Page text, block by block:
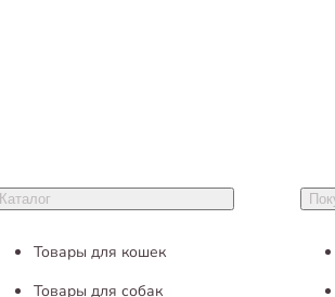
Каталог
Товары для кошек
Товары для собак